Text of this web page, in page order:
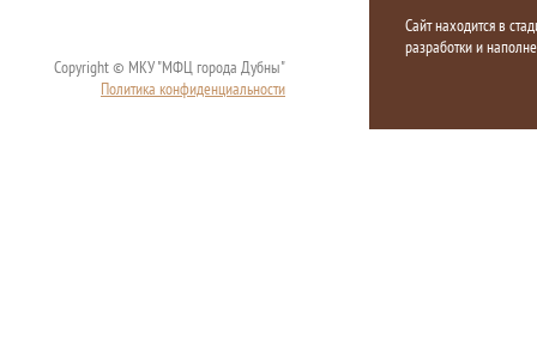
Copyright © МКУ "МФЦ города Дубны"
Политика конфиденциальности
Сайт находится в
разработки и